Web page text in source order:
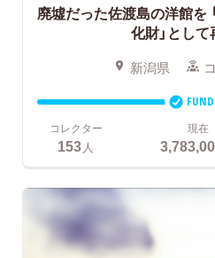
廃墟だった佐渡島の洋館を
化財」とし
新潟県
コレクター
153 人
現在